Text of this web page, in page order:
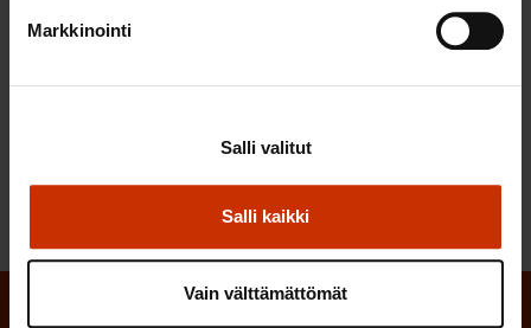
Markkinointi
Salli kaikki
Salli valitut
Vain välttämättömät
Suomen Ammattiliittojen Keskusjärjestö SAK ry